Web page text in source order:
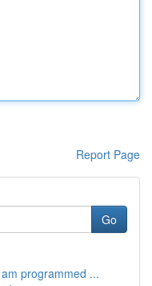
Report Page
Go
programmed ...